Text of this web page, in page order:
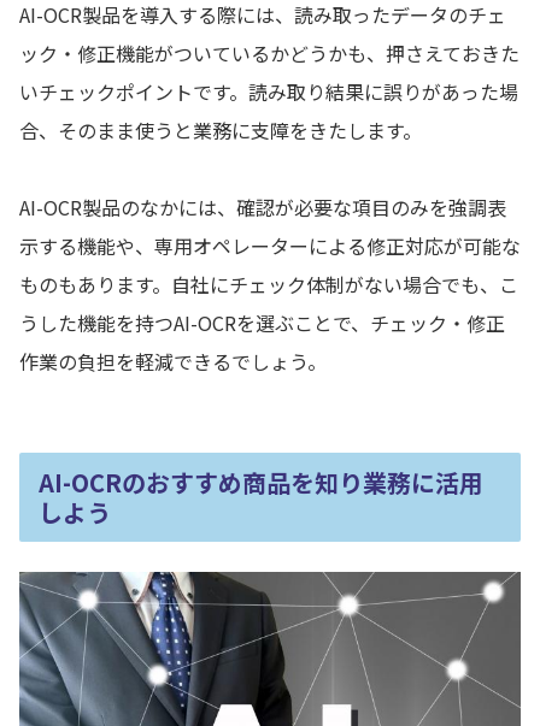
AI-OCR製品を導入する際には、読み取ったデータのチェ
ック・修正機能がついているかどうかも、押さえておきた
いチェックポイントです。読み取り結果に誤りがあった場
合、そのまま使うと業務に支障をきたします。
AI-OCR製品のなかには、確認が必要な項目のみを強調表
示する機能や、専用オペレーターによる修正対応が可能な
ものもあります。自社にチェック体制がない場合でも、こ
うした機能を持つAI-OCRを選ぶことで、チェック・修正
作業の負担を軽減できるでしょう。
AI-OCRのおすすめ商品を知り業務に活用
しよう